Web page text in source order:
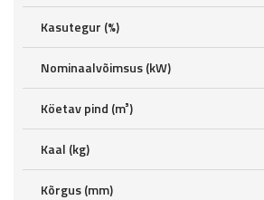
Kasutegur (%)
Nominaalvõimsus (kW)
Köetav pind (m³)
Kaal (kg)
Kõrgus (mm)